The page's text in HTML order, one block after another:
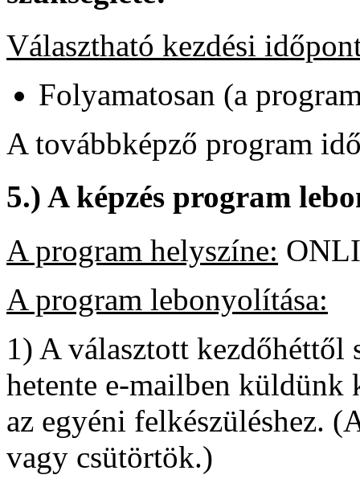
Választható kezdési
Folyamatosan (a
A továbbképző program
5.) A képzés program
A program helyszíne:
A program lebonyolítása:
1) A választott kezdőhéttől
hetente e-mailben
az egyéni felkészüléshez.
vagy csütörtök.)